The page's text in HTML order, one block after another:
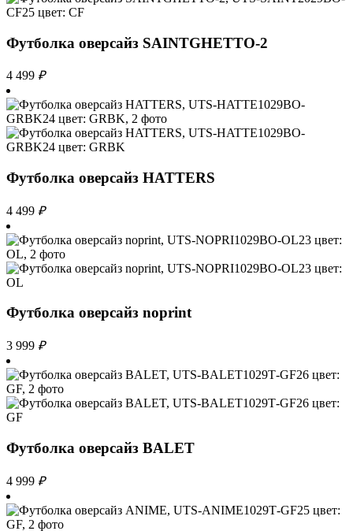
Футболка оверсайз SAINTGHETTO-2
4 499 ₽
Футболка оверсайз HATTERS
4 499 ₽
Футболка оверсайз noprint
3 999 ₽
Футболка оверсайз BALET
4 999 ₽